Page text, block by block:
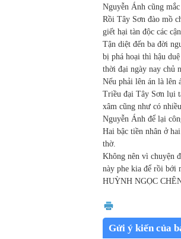
Nguyễn Ánh cũng
Rồi Tây Sơn đào mồ
giết hại tàn độc các
Tận diệt đến ba đời
bị phá hoại thì hậu
thời đại ngày nay chủ
Nếu phải lên án là lên
Triều đại Tây Sơn lụi
xâm cũng như có
Nguyễn Ánh để lại
Hai bậc tiền nhân ở
thờ.
Không nên vì chuyện
này phe kia để rồi bới
HUỲNH NGỌC
Gửi ý kiến của